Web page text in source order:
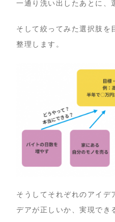
一通り洗い出したあとに、
そして絞ってみた選択肢を
整理します。
そうしてそれぞれのアイデ
デアが正しいか、実現でき